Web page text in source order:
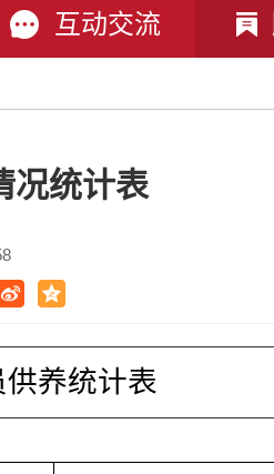
互动交流
况统计表
养统计表